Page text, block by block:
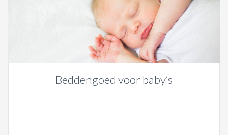
Beddengoed voor baby’s